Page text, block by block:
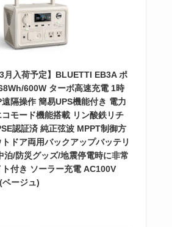
3月入荷予定】BLUETTI EB3A ポ
600W ターボ高速充電 1時
隔操作 簡易UPS機能付き 電力
コモード機能搭載 リン酸鉄リチ
認証済 純正弦波 MPPT制御方
ドア両用バックアップバッテリ
泊/防災グッズ/地震停電時に非常
付き ソーラー充電 AC100V
ージュ)